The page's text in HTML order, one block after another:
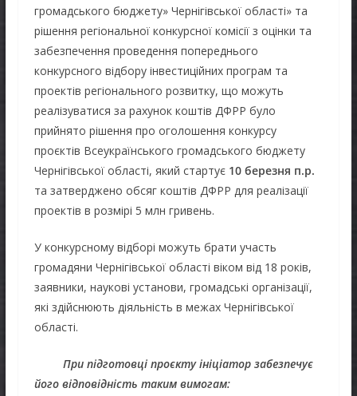
громадського бюджету» Чернігівської області» та
рішення регіональної конкурсної комісії з оцінки та
забезпечення проведення попереднього
конкурсного відбору інвестиційних програм та
проектів регіонального розвитку, що можуть
реалізуватися за рахунок коштів ДФРР було
прийнято рішення про оголошення конкурсу
проєктів Всеукраїнського громадського бюджету
Чернігівської області, який стартує 10 березня п.р.
та затверджено обсяг коштів ДФРР для реалізації
проектів в розмірі 5 млн гривень.
У конкурсному відборі можуть брати участь
громадяни Чернігівської області віком від 18 років,
заявники, наукові установи, громадські організації,
які здійснюють діяльність в межах Чернігівської
області.
При підготовці проєкту ініціатор забезпечує
його відповідність таким вимогам: